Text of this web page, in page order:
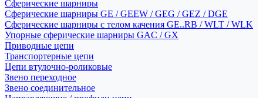
Сферические шарниры
Сферические шарниры GE / GEEW / GEG / GEZ / DGE
Сферические шарниры с телом качения GE..RB / WLT / WLK
Упорные сферические шарниры GAC / GX
Приводные цепи
Транспортерные цепи
Цепи втулочно-роликовые
Звено переходное
Звено соединительное